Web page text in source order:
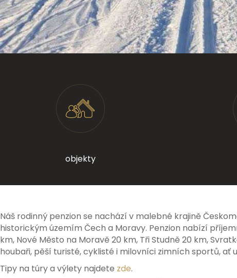
objekty
Náš rodinný penzion se nachází v malebné krajině
historickým územím Čech a Moravy. Penzion nabízí
km, Nové Město na Moravě 20 km, Tři Studně 20 km,
houbaři, pěší turisté, cyklisté i milovníci zimních sportů, ať
Tipy na túry a výlety najdete zde.